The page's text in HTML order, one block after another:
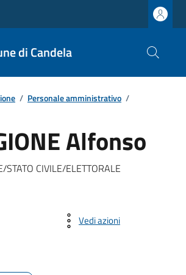
di Candela
/ Personale amministrativo /
Alfonso
STATO CIVILE/ELETTORALE
Vedi azioni